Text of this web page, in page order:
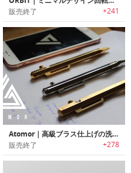
販売終了 +241
Atomor｜高級ブラス仕上げの洗練されたソリッドメタルペン「アトモール」
販売終了 +278